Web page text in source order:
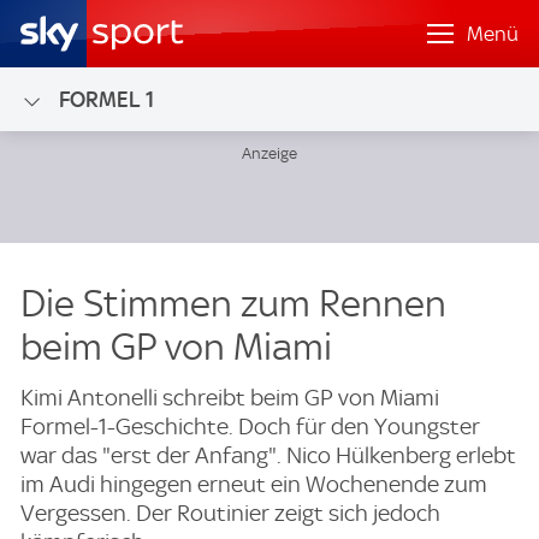
Menü
FORMEL 1
Die Stimmen zum Rennen
beim GP von Miami
Kimi Antonelli schreibt beim GP von Miami
Formel-1-Geschichte. Doch für den Youngster
war das "erst der Anfang". Nico Hülkenberg erlebt
im Audi hingegen erneut ein Wochenende zum
Vergessen. Der Routinier zeigt sich jedoch